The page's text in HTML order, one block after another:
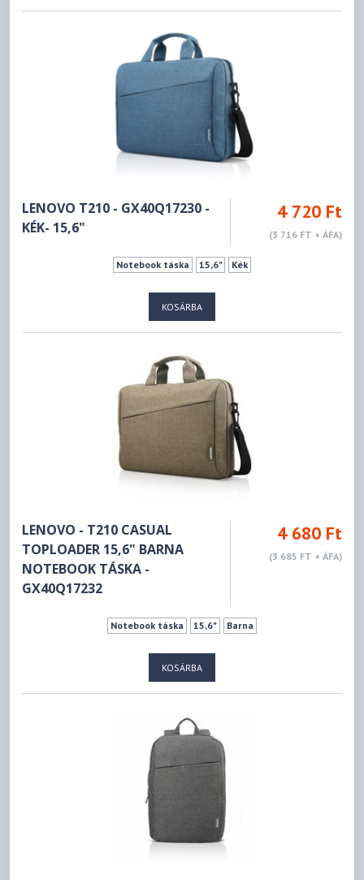
LENOVO T210 - GX40Q17230 -
KÉK- 15,6"
4 720 Ft
(3 716 FT + ÁFA)
Notebook táska 15,6" Kék
KOSÁRBA
LENOVO - T210 CASUAL
TOPLOADER 15,6" BARNA
NOTEBOOK TÁSKA -
GX40Q17232
4 680 Ft
(3 685 FT + ÁFA)
Notebook táska 15,6" Barna
KOSÁRBA